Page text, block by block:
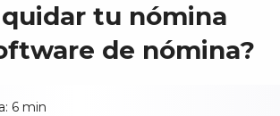
tu nómina
de nómina?
6 min